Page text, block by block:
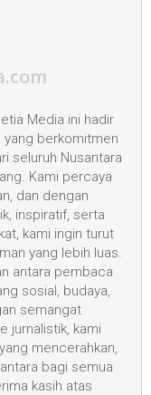
Media ini hadir
berkomitmen
seluruh Nusantara
Kami percaya
dan dengan
inspiratif, serta
kami ingin turut
yang lebih luas.
antara pembaca
sosial, budaya,
semangat
jurnalistik, kami
mencerahkan,
bagi semua
kasih atas